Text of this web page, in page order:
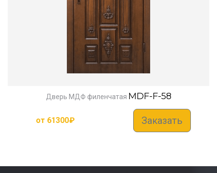
Дверь МДФ филенчатая MDF-F-58
от 61300₽ Заказать